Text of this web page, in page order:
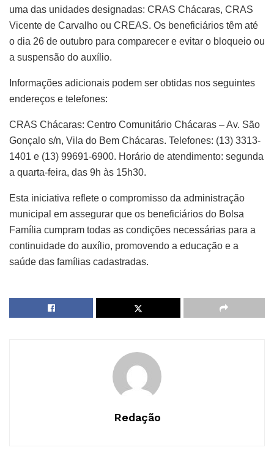
uma das unidades designadas: CRAS Chácaras, CRAS
Vicente de Carvalho ou CREAS. Os beneficiários têm até
o dia 26 de outubro para comparecer e evitar o bloqueio ou
a suspensão do auxílio.
Informações adicionais podem ser obtidas nos seguintes
endereços e telefones:
CRAS Chácaras: Centro Comunitário Chácaras – Av. São
Gonçalo s/n, Vila do Bem Chácaras. Telefones: (13) 3313-
1401 e (13) 99691-6900. Horário de atendimento: segunda
a quarta-feira, das 9h às 15h30.
Esta iniciativa reflete o compromisso da administração
municipal em assegurar que os beneficiários do Bolsa
Família cumpram todas as condições necessárias para a
continuidade do auxílio, promovendo a educação e a
saúde das famílias cadastradas.
Redação